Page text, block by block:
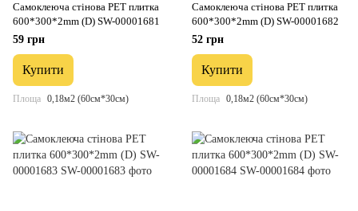
Самоклеюча стінова PET плитка
600*300*2mm (D) SW-00001681
59 грн
Купити
Площа 0,18м2 (60см*30см)
Самоклеюча стінова PET плитка
600*300*2mm (D) SW-00001682
52 грн
Купити
Площа 0,18м2 (60см*30см)